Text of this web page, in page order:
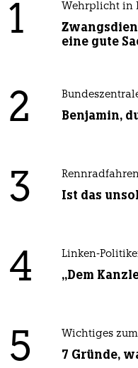
1 Wehrplicht in
eine gute
2 Benjamin,
3 Ist das
4 Linken-
„Dem
5 Wichtiges
7 Gründe,